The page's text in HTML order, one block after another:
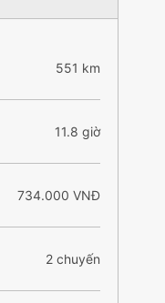
551 km
11.8 giờ
734.000 VNĐ
2 chuyến